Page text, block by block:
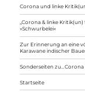
Corona und linke
„Corona & linke
»Schwurbelei«
Zur Erinnerung an eine
Karawane indischer
Sonderseiten
Startseite